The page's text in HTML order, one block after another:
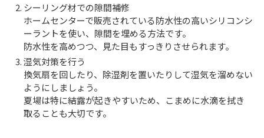
シーリング材での隙間補修
ホームセンターで販売されている防水性の高いシリコンシ
ーラントを使い、隙間を埋める方法です。
防水性を高めつつ、見た目もすっきりさせられます。
湿気対策を行う
換気扇を回したり、除湿剤を置いたりして湿気を溜めない
ようにしましょう。
夏場は特に結露が起きやすいため、こまめに水滴を拭き
取ることも大切です。